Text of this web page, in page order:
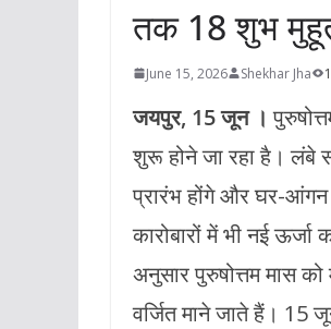
तक 18 शुभ
June 15, 2026 Shekhar Jha
जयपुर, 15 जून ।
शुरू होने जा रहा है। लंबे
प्रारंभ होंगे और घर-आंगन
कारोबारों में भी नई
अनुसार पुरुषोत्तम मास
वर्जित माने जाते हैं। 15